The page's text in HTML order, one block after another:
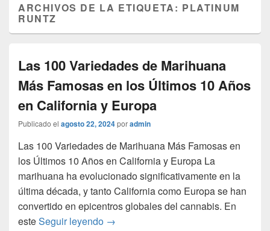
ARCHIVOS DE LA ETIQUETA: PLATINUM
RUNTZ
Las 100 Variedades de Marihuana
Más Famosas en los Últimos 10 Años
en California y Europa
Publicado el agosto 22, 2024poradmin
Las 100 Variedades de Marihuana Más Famosas en
los Últimos 10 Años en California y Europa La
marihuana ha evolucionado significativamente en la
última década, y tanto California como Europa se han
convertido en epicentros globales del cannabis. En
esteSeguir leyendo Las 100 Variedades de Marihuana
→